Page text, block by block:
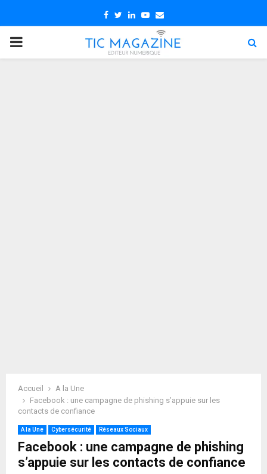
Facebook
TwitterLinkedin
Youtube
Email
PRIMARY
Accueil
A la Une
Facebook : une campagne de phishing s’appuie sur les
contacts de confiance
A la Une Cybersécurité Réseaux Sociaux
Facebook : une campagne de phishing
s’appuie sur les contacts de confiance